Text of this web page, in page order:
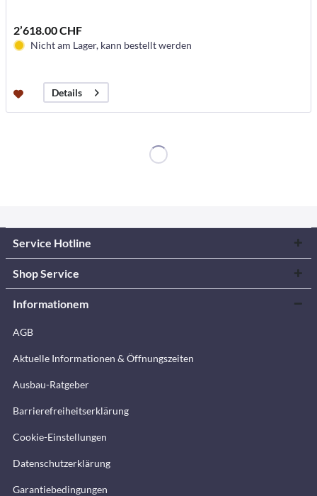
2’618.00 CHF
Nicht am Lager, kann bestellt werden
Details
Service Hotline
Shop Service
Informationem
AGB
Aktuelle Informationen & Öffnungszeiten
Ausbau-Ratgeber
Barrierefreiheitserklärung
Cookie-Einstellungen
Datenschutzerklärung
Garantiebedingungen